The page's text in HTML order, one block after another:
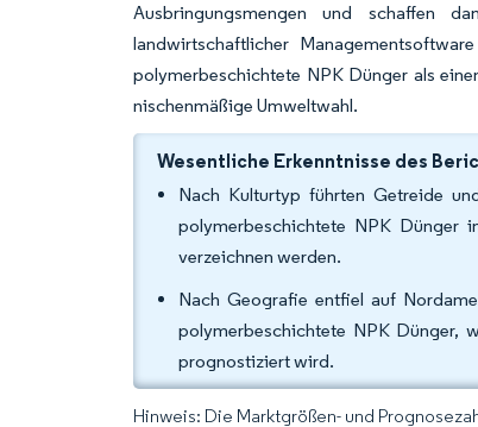
Ausbringungsmengen und schaffen
landwirtschaftlicher
polymerbeschichtete NPK Dünger als
nischenmäßige Umweltwahl.
Wesentliche Erkenntnisse des
Nach Kulturtyp führten Getreide
polymerbeschichtete NPK Dünger
verzeichnen werden.
Nach Geografie entfiel auf
polymerbeschichtete NPK Dünger,
prognostiziert wird.
Hinweis: Die Marktgrößen- und